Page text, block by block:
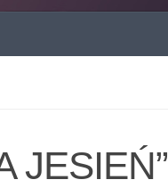
JESIEŃ”